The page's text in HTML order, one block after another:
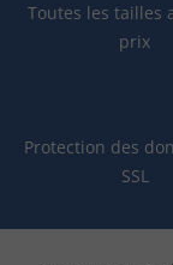
Toutes les tailles
prix
Protection des
SSL